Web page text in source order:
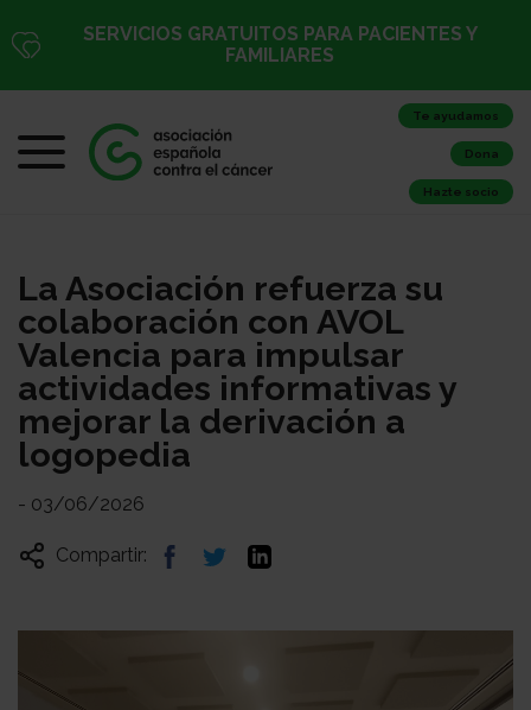
SERVICIOS GRATUITOS PARA PACIENTES Y
FAMILIARES
Te ayudamos
Dona
Hazte socio
La Asociación refuerza su
colaboración con AVOL
Valencia para impulsar
actividades informativas y
mejorar la derivación a
logopedia
- 03/06/2026
Compartir: